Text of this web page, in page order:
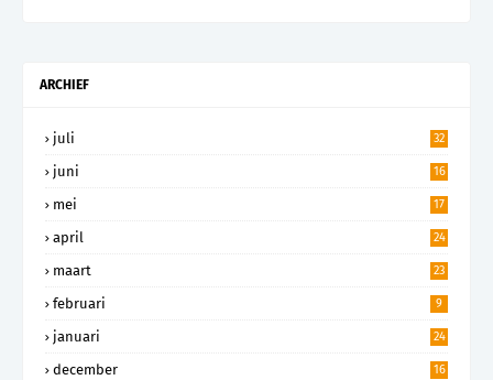
ARCHIEF
juli 32
juni 16
mei 17
april 24
maart 23
februari 9
januari 24
december 16